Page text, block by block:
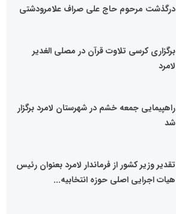
درگذشت مرحوم حاج علی صراف علامرودشتی
برگزاری کرسی تلاوت قرآن در مصلی الغدیر
لامرد
راهپیمایی جمعه خشم در شهرستان لامرد برگزار
شد
تقدیر وزیر کشور از فرماندار لامرد بعنوان رئیس
هیات اجرایی اصلی حوزه انتخابیه...